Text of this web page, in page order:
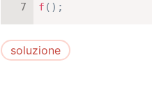
f ( ) ;
soluzione